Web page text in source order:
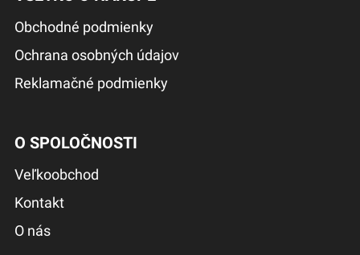
Obchodné podmienky
Ochrana osobných údajov
Reklamačné podmienky
O SPOLOČNOSTI
Veľkoobchod
Kontakt
O nás